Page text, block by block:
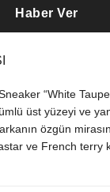
Haber Ver
“White
üst yüzeyi ve
özgün
ve French terry